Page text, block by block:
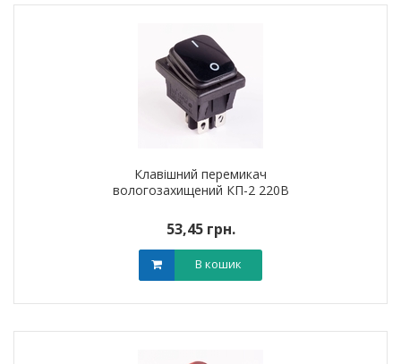
Клавішний перемикач
вологозахищений КП-2 220В
53,45 грн.
В кошик